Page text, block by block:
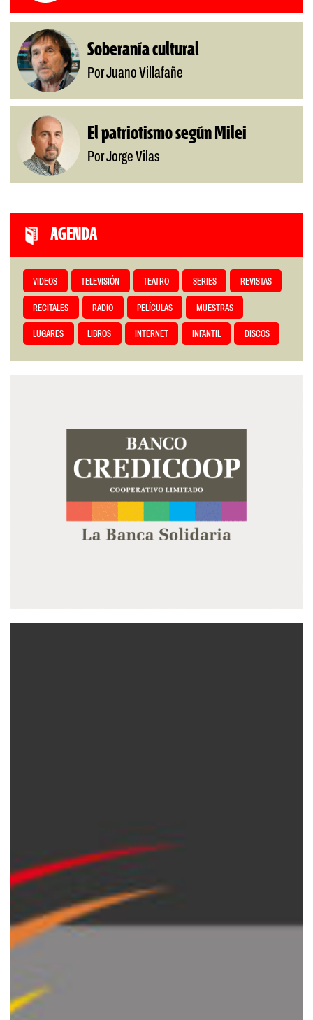
Soberanía cultural
Por Juano Villafañe
El patriotismo según Milei
Por Jorge Vilas
AGENDA
VIDEOS TELEVISIÓN TEATRO SERIES REVISTAS
RECITALES RADIO PELÍCULAS MUESTRAS
LUGARES LIBROS INTERNET INFANTIL DISCOS